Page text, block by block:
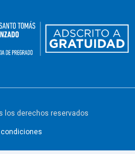
los derechos reservados